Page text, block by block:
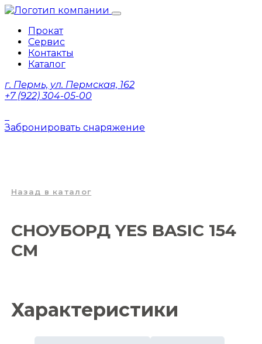
Прокат
Сервис
Контакты
Каталог
г. Пермь, ул. Пермская, 162
+7 (922) 304-05-00
Забронировать снаряжение
Назад в каталог
СНОУБОРД YES BASIC 154
CM
Характеристики